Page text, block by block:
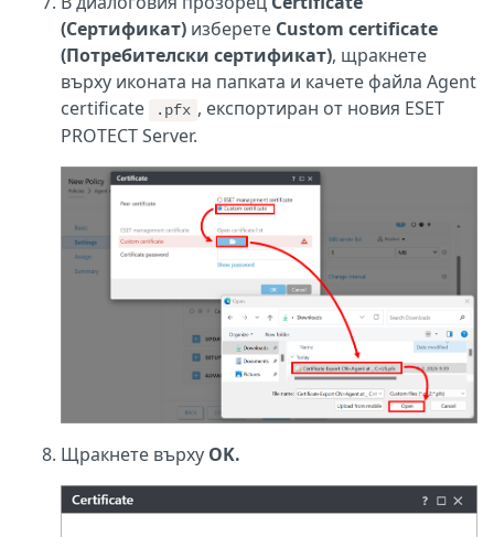
(Сертификат) изберете Custom certificate
(Потребителски сертификат), щракнете
върху иконата на папката и качете файла Agent
certificate
.pfx , експортиран от новия ESET
PROTECT Server.
Щракнете върху OK.